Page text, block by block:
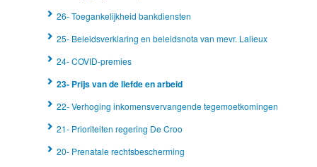
26- Toegankelijkheid bankdiensten
25- Beleidsverklaring en beleidsnota van mevr. Lalieux
24- COVID-premies
23- Prijs van de liefde en arbeid
22- Verhoging inkomensvervangende tegemoetkomingen
21- Prioriteiten regering De Croo
20- Prenatale rechtsbescherming